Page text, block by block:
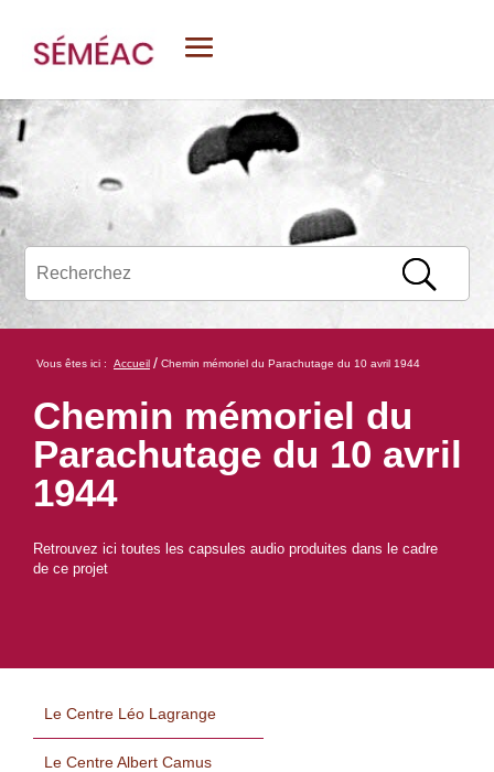
Vous êtes ici : Accueil / Chemin mémoriel du Parachutage du 10 avril 1944
Chemin mémoriel du
Parachutage du 10 avril
1944
Retrouvez ici toutes les capsules audio produites dans le cadre
de ce projet
Le Centre Léo Lagrange
Le Centre Albert Camus